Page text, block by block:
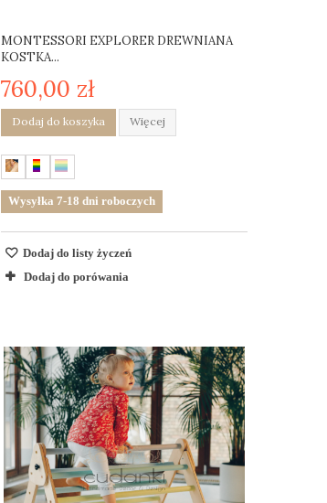
MONTESSORI EXPLORER DREWNIANA
KOSTKA...
760,00 zł
Dodaj do koszyka Więcej
Wysyłka 7-18 dni roboczych
Dodaj do listy życzeń
Dodaj do porówania